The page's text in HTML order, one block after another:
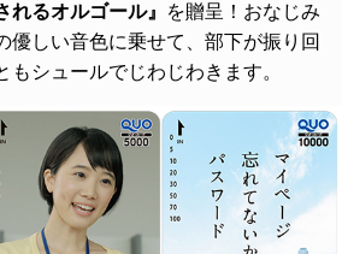
れるオルゴール』
を贈呈！おなじみ
優しい音色に乗せて、部下が振り回
もシュールでじわじわきます。